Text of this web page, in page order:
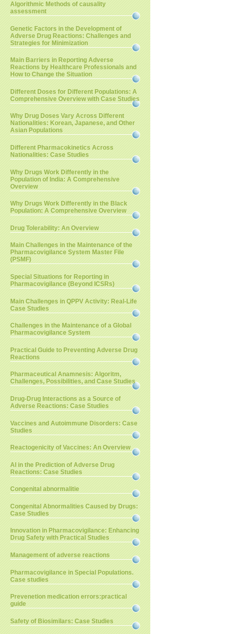
Algorithmic Methods of causality
assessment
Genetic Factors in the Development of
Adverse Drug Reactions: Challenges and
Strategies for Minimization
Main Barriers in Reporting Adverse
Reactions by Healthcare Professionals and
How to Change the Situation
Different Doses for Different Populations: A
Comprehensive Overview with Case Studies
Why Drug Doses Vary Across Different
Nationalities: Korean, Japanese, and Other
Asian Populations
Different Pharmacokinetics Across
Nationalities: Case Studies
Why Drugs Work Differently in the
Population of India: A Comprehensive
Overview
Why Drugs Work Differently in the Black
Population: A Comprehensive Overview
Drug Tolerability: An Overview
Main Challenges in the Maintenance of the
Pharmacovigilance System Master File
(PSMF)
Special Situations for Reporting in
Pharmacovigilance (Beyond ICSRs)
Main Challenges in QPPV Activity: Real-Life
Case Studies
Challenges in the Maintenance of a Global
Pharmacovigilance System
Practical Guide to Preventing Adverse Drug
Reactions
Pharmaceutical Anamnesis: Algoritm,
Challenges, Possibilities, and Case Studies
Drug-Drug Interactions as a Source of
Adverse Reactions: Case Studies
Vaccines and Autoimmune Disorders: Case
Studies
Reactogenicity of Vaccines: An Overview
AI in the Prediction of Adverse Drug
Reactions: Case Studies
Congenital abnormalitie
Congenital Abnormalities Caused by Drugs:
Case Studies
Innovation in Pharmacovigilance: Enhancing
Drug Safety with Practical Studies
Management of adverse reactions
Pharmacovigilance in Special Populations.
Case studies
Prevenetion medication errors:practical
guide
Safety of Biosimilars: Case Studies